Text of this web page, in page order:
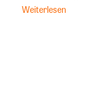
Weiterlesen